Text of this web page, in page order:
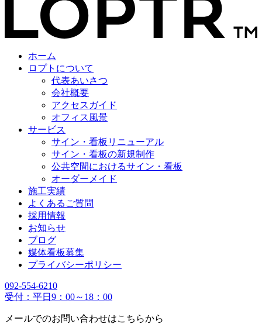
ホーム
ロプトについて
代表あいさつ
会社概要
アクセスガイド
オフィス風景
サービス
サイン・看板リニューアル
サイン・看板の新規制作
公共空間におけるサイン・看板
オーダーメイド
施工実績
よくあるご質問
採用情報
お知らせ
ブログ
媒体看板募集
プライバシーポリシー
092-554-6210
受付：平日9：00～18：00
メールでのお問い合わせはこちらから